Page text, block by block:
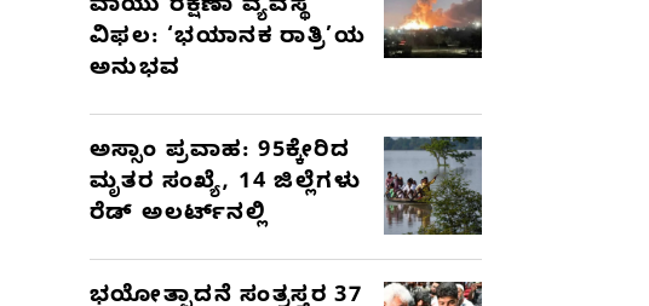
ವಾಯು ರಕ್ಷಣಾ ವ್ಯವಸ್ಥೆ
ವಿಫಲ: ‘ಭಯಾನಕ ರಾತ್ರಿ’ಯ
ಅನುಭವ
ಅಸ್ಸಾಂ ಪ್ರವಾಹ: 95ಕ್ಕೇರಿದ
ಮೃತರ ಸಂಖ್ಯೆ, 14 ಜಿಲ್ಲೆಗಳು
ರೆಡ್ ಅಲರ್ಟ್‌ನಲ್ಲಿ
ಭಯೋತ್ಪಾದನೆ ಸಂತ್ರಸ್ತರ 37